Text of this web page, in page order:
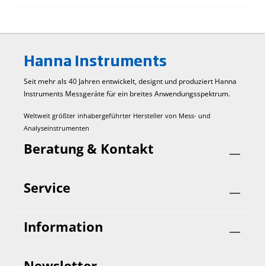
Hanna Instruments
Seit mehr als 40 Jahren entwickelt, designt und produziert Hanna
Instruments Mess­geräte für ein breites Anwendungs­spektrum.
Weltweit größter inhabergeführter Hersteller von Mess- und
Analyseinstrumenten
Beratung & Kontakt
Service
Information